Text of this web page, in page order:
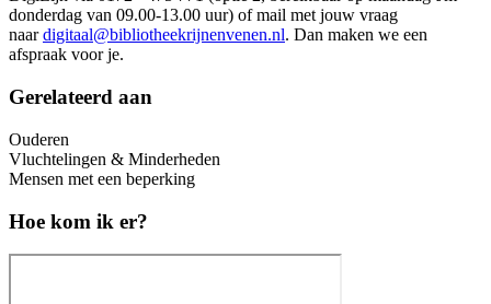
donderdag van 09.00-13.00 uur) of mail met jouw vraag
naardigitaal@bibliotheekrijnenvenen.nl. Dan maken we een
afspraak voor je.
Gerelateerd aan
Ouderen
Vluchtelingen & Minderheden
Mensen met een beperking
Hoe kom ik er?